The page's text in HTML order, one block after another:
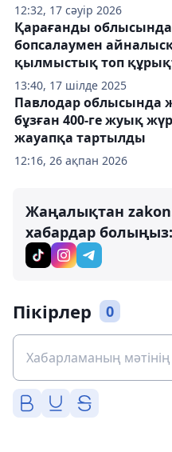
12:32, 17 сәуір 2026
13:40, 17 шілде 2025
Қарағанды облысында
бопсалаумен
қылмыстық топ
12:16, 26 ақпан 2026
Павлодар облысында
бұзған 400-ге жуық
жауапқа тартылды
Жаңалықтан
хабардар болыңыз:
Пікірлер 0